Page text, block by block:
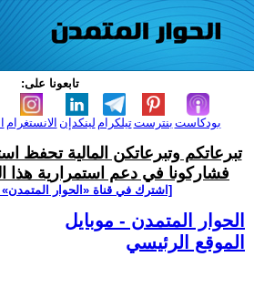
تابعونا على:
الانستغرام لينكدإن تيلكرامبنترست بودكاست
تبرعاتكم وتبرعاتكن المالية تحفظ
فشاركونا في دعم استمرارية هذا
[اشترك في قناة ‫«الحوار
الحوار المتمدن - موبايل
الموقع الرئيسي